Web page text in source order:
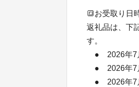
🔳お受取り日
返礼品は、下
す。
● 2026年7
● 2026年7
● 2026年7